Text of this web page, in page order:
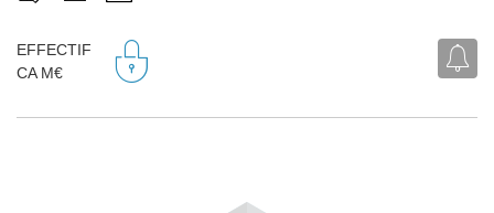
EFFECTIF
CA M€